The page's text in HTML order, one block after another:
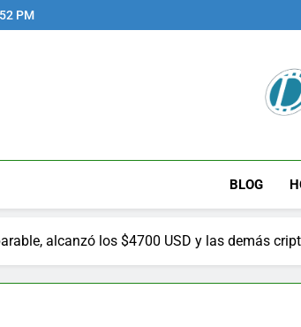
PM
BLOG
alcanzó los $4700 USD y las demás